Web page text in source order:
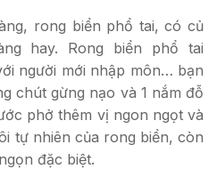
rong biển phổ tai, có củ
hay. Rong biển phổ tai
người mới nhập môn… bạn
chút gừng nạo và 1 nắm đỗ
phở thêm vị ngon ngọt và
tự nhiên của rong biển, còn
đặc biệt.